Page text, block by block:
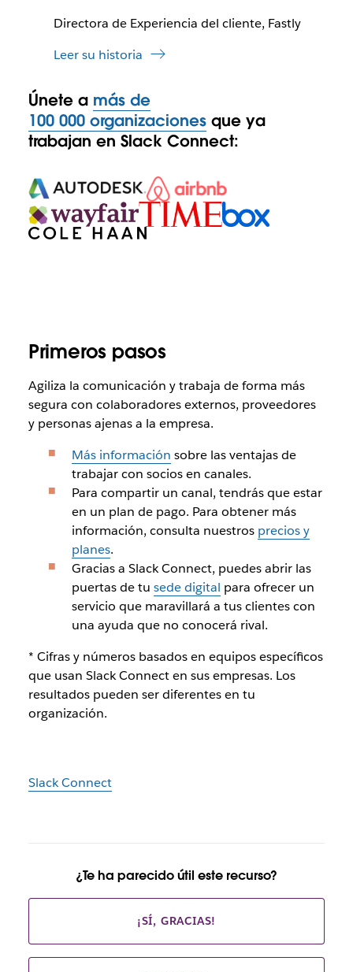
Directora de Experiencia del cliente, Fastly
Leer su historia
Únete a más de
100 000 organizacionesque ya
trabajan en Slack Connect:
Primeros pasos
Agiliza la comunicación y trabaja de forma más
segura con colaboradores externos, proveedores
y personas ajenas a la empresa.
Más información sobre las ventajas de
trabajar con socios en canales.
Para compartir un canal, tendrás que estar
en un plan de pago. Para obtener más
información, consulta nuestros precios y
planes.
Gracias a Slack Connect, puedes abrir las
puertas de tu sede digital para ofrecer un
servicio que maravillará a tus clientes con
una ayuda que no conocerá rival.
* Cifras y números basados en equipos específicos
que usan Slack Connect en sus empresas. Los
resultados pueden ser diferentes en tu
organización.
Slack Connect
¿Te ha parecido útil este recurso?
¡SÍ, GRACIAS!